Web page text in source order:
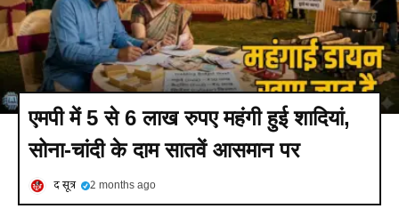
एमपी में 5 से 6 लाख रुपए महंगी हुई शादियां,
सोना-चांदी के दाम सातवें आसमान पर
द सूत्र 2 months ago